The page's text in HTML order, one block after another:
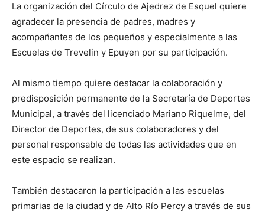
La organización del Círculo de Ajedrez de Esquel quiere
agradecer la presencia de padres, madres y
acompañantes de los pequeños y especialmente a las
Escuelas de Trevelin y Epuyen por su participación.
Al mismo tiempo quiere destacar la colaboración y
predisposición permanente de la Secretaría de Deportes
Municipal, a través del licenciado Mariano Riquelme, del
Director de Deportes, de sus colaboradores y del
personal responsable de todas las actividades que en
este espacio se realizan.
También destacaron la participación a las escuelas
primarias de la ciudad y de Alto Río Percy a través de sus